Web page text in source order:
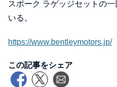
スポーク ラゲッジセットの
いる。
https://www.bentleymotors.jp/
この記事をシェア